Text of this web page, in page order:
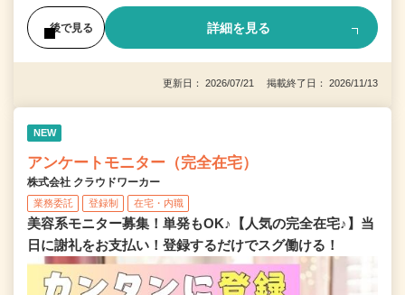
後で見る 詳細を見る
更新日： 2026/07/21 掲載終了日： 2026/11/13
NEW
アンケートモニター（完全在宅）
株式会社 クラウドワーカー
業務委託 登録制 在宅・内職
美容系モニター募集！単発もOK♪【人気の完全在宅♪】当
日に謝礼をお支払い！登録するだけでスグ働ける！